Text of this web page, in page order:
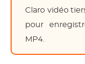
Claro vidéo
pour
MP4.